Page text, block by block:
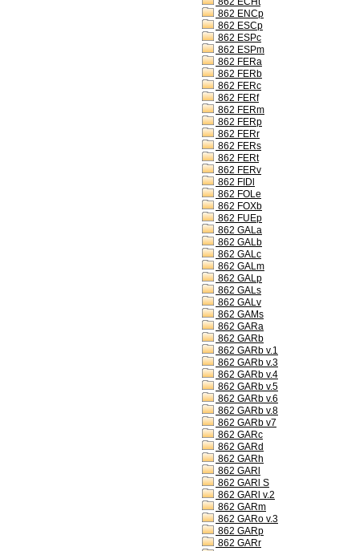
862 ENCp
862 ESCp
862 ESPc
862 ESPm
862 FERa
862 FERb
862 FERc
862 FERf
862 FERm
862 FERp
862 FERr
862 FERs
862 FERt
862 FERv
862 FIDl
862 FOLe
862 FOXb
862 FUEp
862 GALa
862 GALb
862 GALc
862 GALm
862 GALp
862 GALs
862 GALv
862 GAMs
862 GARa
862 GARb
862 GARb v.1
862 GARb v.3
862 GARb v.4
862 GARb v.5
862 GARb v.6
862 GARb v.8
862 GARb v7
862 GARc
862 GARd
862 GARh
862 GARl
862 GARl S
862 GARl v.2
862 GARm
862 GARo v.3
862 GARp
862 GARr